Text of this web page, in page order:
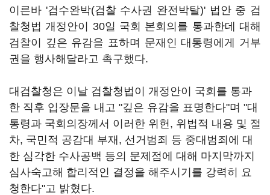
이른바 '검수완박(검찰 수사권 완전박탈)' 법안 중 검
찰청법 개정안이 30일 국회 본회의를 통과한데 대해
검찰이 깊은 유감을 표하며 문재인 대통령에게 거부
권을 행사해달라고 촉구했다.
대검찰청은 이날 검찰청법이 개정안이 국회를 통과
한 직후 입장문을 내고 "깊은 유감을 표명한다"며 "대
통령과 국회의장께서 이러한 위헌, 위법적 내용 및 절
차, 국민적 공감대 부재, 선거범죄 등 중대범죄에 대
한 심각한 수사공백 등의 문제점에 대해 마지막까지
심사숙고해 합리적인 결정을 해주시기를 강력히 요
청한다"고 밝혔다.